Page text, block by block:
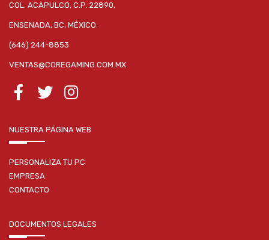
COL. ACAPULCO, C.P. 22890,
ENSENADA, BC, MÉXICO.
(646) 244-8853
VENTAS@COREGAMING.COM.MX
NUESTRA PÁGINA WEB
PERSONALIZA TU PC
EMPRESA
CONTACTO
DOCUMENTOS LEGALES